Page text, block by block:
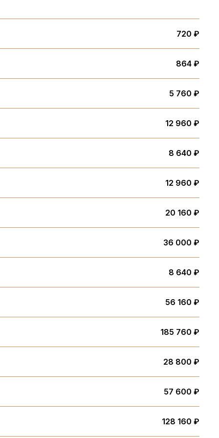
720 ₽
864 ₽
5 760 ₽
12 960 ₽
8 640 ₽
12 960 ₽
20 160 ₽
36 000 ₽
8 640 ₽
56 160 ₽
185 760 ₽
28 800 ₽
57 600 ₽
128 160 ₽